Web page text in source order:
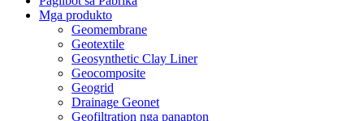
Mga produkto
Geomembrane
Geotextile
Geosynthetic Clay Liner
Geocomposite
Geogrid
Drainage Geonet
Geofiltration nga panapton